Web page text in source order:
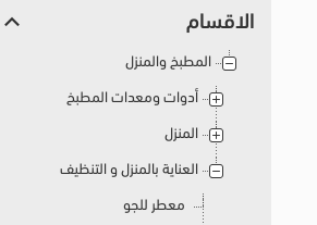
الاقسام
المطبخ والمنزل
أدوات ومعدات المطبخ
المنزل
العناية بالمنزل و التنظيف
معطر للجو